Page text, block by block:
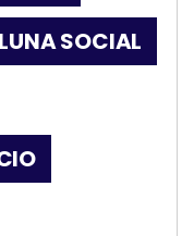
SOCIAL